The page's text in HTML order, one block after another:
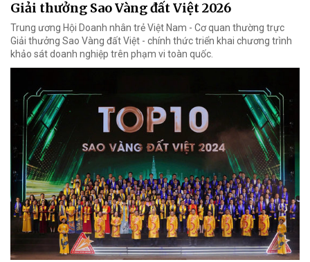
Giải thưởng Sao Vàng đất Việt 2026
Trung ương Hội Doanh nhân trẻ Việt Nam - Cơ quan thường trực
Giải thưởng Sao Vàng đất Việt - chính thức triển khai chương trình
khảo sát doanh nghiệp trên phạm vi toàn quốc.